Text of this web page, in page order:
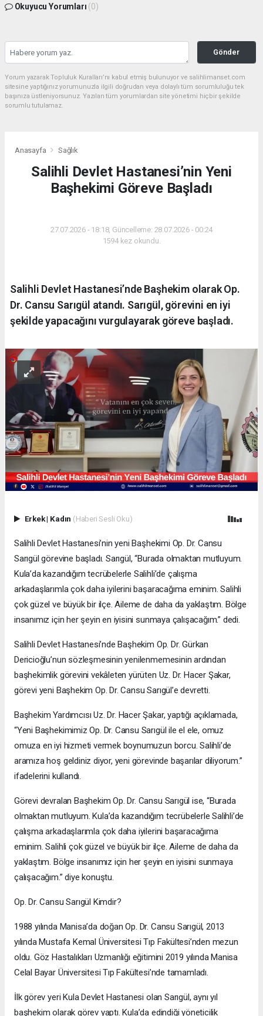
Okuyucu Yorumları (0)
Gönder
Yorum yazarak Topluluk Kuralları’nı kabul etmiş bulunuyor ve salihlimanset.com
sitesine yaptığınız yorumunuzla ilgili doğrudan veya dolaylı tüm sorumluluğu tek
başınıza üstleniyorsunuz. Yazılan tüm yorumlardan site yönetimi hiçbir şekilde
sorumlu tutulamaz.
Anasayfa Sağlık
Salihli Devlet Hastanesi’nin Yeni
Başhekimi Göreve Başladı
27.07.2026 - 18:18, Güncelleme: 28.07.2026 - 00:24
1594 kez okundu.
Salihli Devlet Hastanesi’nde Başhekim olarak Op.
Dr. Cansu Sarıgül atandı. Sarıgül, görevini en iyi
şekilde yapacağını vurgulayarak göreve başladı.
Erkek| Kadın (Haberi Sesli Oku)
Salihli Devlet Hastanesi’nin yeni Başhekimi Op. Dr. Cansu
Sarıgül görevine başladı. Sarıgül, “Burada olmaktan mutluyum.
Kula’da kazandığım tecrübelerle Salihli’de çalışma
arkadaşlarımla çok daha iyilerini başaracağıma eminim. Salihli
çok güzel ve büyük bir ilçe. Aileme de daha da yaklaştım. Bölge
insanımız için her şeyin en iyisini sunmaya çalışacağım.” dedi.
Salihli Devlet Hastanesi’nde Başhekim Op. Dr. Gürkan
Dericioğlu’nun sözleşmesinin yenilenmemesinin ardından
başhekimlik görevini vekâleten yürüten Uz. Dr. Hacer Şakar,
görevi yeni Başhekim Op. Dr. Cansu Sarıgül’e devretti.
Başhekim Yardımcısı Uz. Dr. Hacer Şakar, yaptığı açıklamada,
“Yeni Başhekimimiz Op. Dr. Cansu Sarıgül ile el ele, omuz
omuza en iyi hizmeti vermek boynumuzun borcu. Salihli’de
aramıza hoş geldiniz diyor, yeni görevinde başarılar diliyorum.”
ifadelerini kullandı.
Görevi devralan Başhekim Op. Dr. Cansu Sarıgül ise, “Burada
olmaktan mutluyum. Kula’da kazandığım tecrübelerle Salihli’de
çalışma arkadaşlarımla çok daha iyilerini başaracağıma
eminim. Salihli çok güzel ve büyük bir ilçe. Aileme de daha da
yaklaştım. Bölge insanımız için her şeyin en iyisini sunmaya
çalışacağım.” diye konuştu.
Op. Dr. Cansu Sarıgül Kimdir?
1988 yılında Manisa’da doğan Op. Dr. Cansu Sarıgül, 2013
yılında Mustafa Kemal Üniversitesi Tıp Fakültesi’nden mezun
oldu. Göz Hastalıkları Uzmanlığı eğitimini 2019 yılında Manisa
Celal Bayar Üniversitesi Tıp Fakültesi’nde tamamladı.
İlk görev yeri Kula Devlet Hastanesi olan Sarıgül, aynı yıl
başhekim olarak görev yaptı. Kula’da edindiği yöneticilik